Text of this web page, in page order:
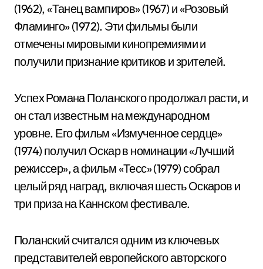
(1962), «Танец вампиров» (1967) и «Розовый
Фламинго» (1972). Эти фильмы были
отмечены мировыми кинопремиями и
получили признание критиков и зрителей.
Успех Романа Поланского продолжал расти, и
он стал известным на международном
уровне. Его фильм «Измученное сердце»
(1974) получил Оскар в номинации «Лучший
режиссер», а фильм «Тесс» (1979) собрал
целый ряд наград, включая шесть Оскаров и
три приза на Каннском фестивале.
Поланский считался одним из ключевых
представителей европейского авторского